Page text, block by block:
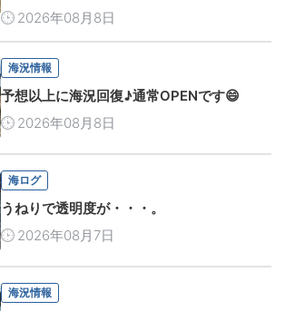
2026年08月8日
海況情報
予想以上に海況回復♪通常OPENです😄
2026年08月8日
海ログ
うねりで透明度が・・・。
2026年08月7日
海況情報